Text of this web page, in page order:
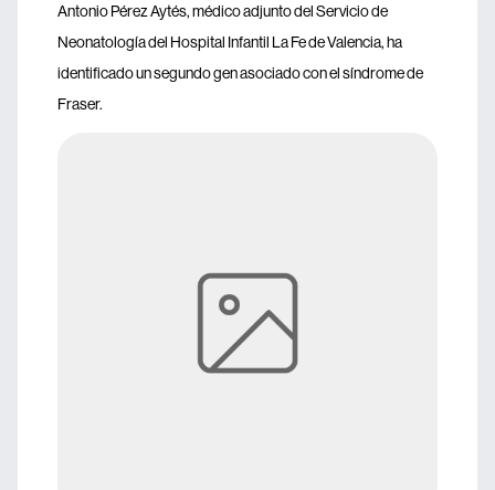
Antonio Pérez Aytés, médico adjunto del Servicio de
Neonatología del Hospital Infantil La Fe de Valencia, ha
identificado un segundo gen asociado con el síndrome de
Fraser.